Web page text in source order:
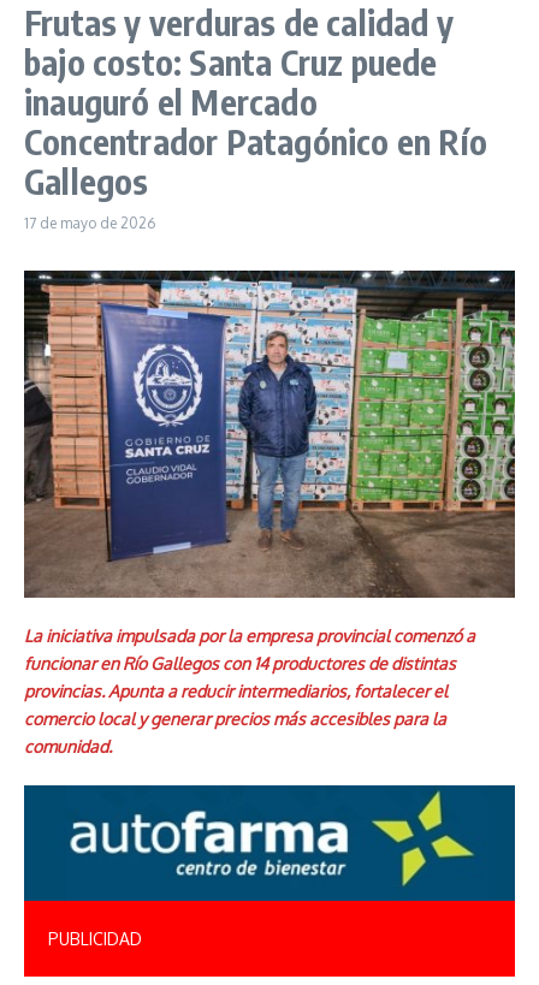
Frutas y verduras de calidad y
bajo costo: Santa Cruz puede
inauguró el Mercado
Concentrador Patagónico en Río
Gallegos
17 de mayo de 2026
La iniciativa impulsada por la empresa provincial comenzó a
funcionar en Río Gallegos con 14 productores de distintas
provincias. Apunta a reducir intermediarios, fortalecer el
comercio local y generar precios más accesibles para la
comunidad.
PUBLICIDAD